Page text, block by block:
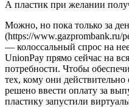
А пластик при желании
Можно, но пока только за
(https://www.gazprombank.ru/
— колоссальный спрос на
UnionPay прямо сейчас на
потребности. Чтобы
тех, кому они
решено ввести оплату за
пластику запустили